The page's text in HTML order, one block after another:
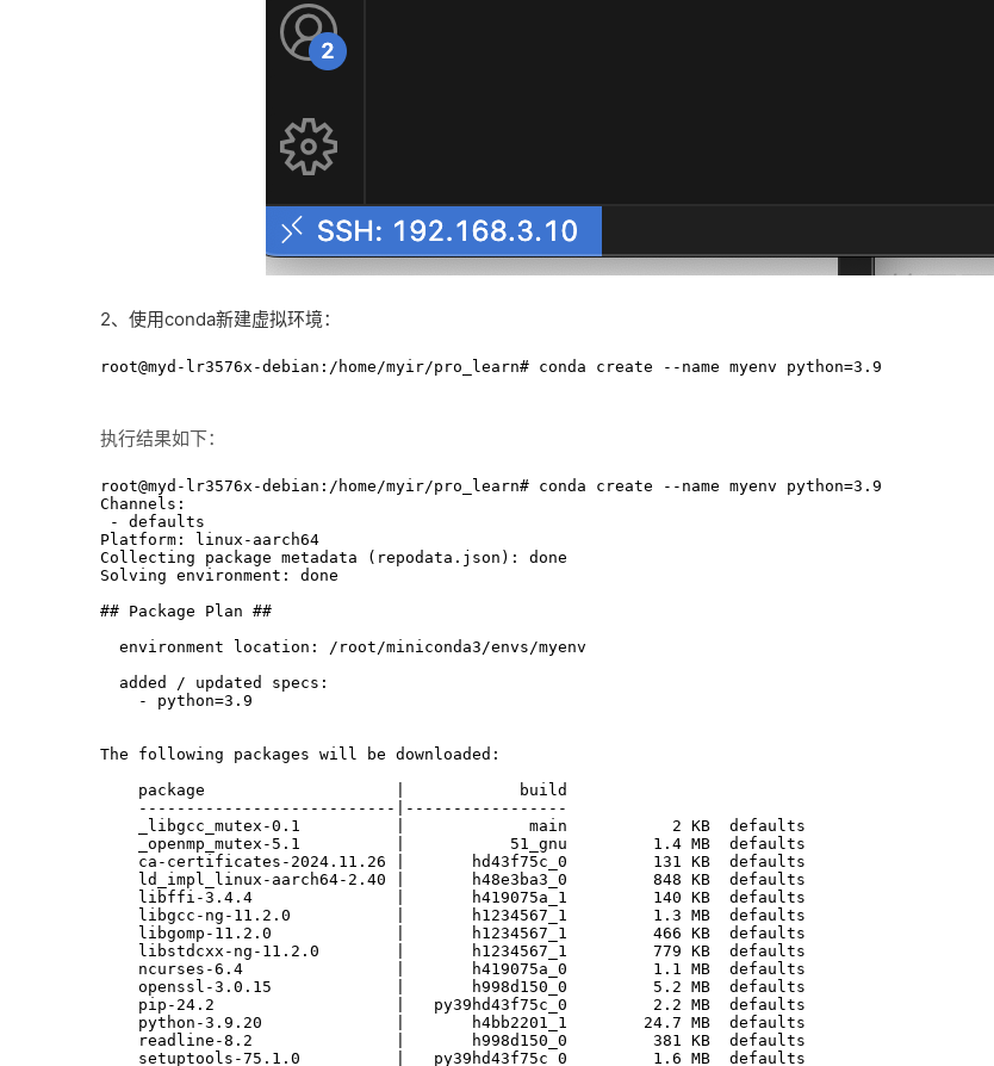
2、使用conda新建虚拟环境：
root@myd-lr3576x-debian:/home/myir/pro_learn# conda create --name myenv python=3.9
执行结果如下：
root@myd-lr3576x-debian:/home/myir/pro_learn# conda create --name myenv python=3.9
Channels:
- defaults
Platform: linux-aarch64
Collecting package metadata (repodata.json): done
Solving environment: done
## Package Plan ##
environment location: /root/miniconda3/envs/myenv
added / updated specs:
- python=3.9
The following packages will be downloaded:
package                    |            build
---------------------------|-----------------
_libgcc_mutex-0.1          |             main           2 KB  defaults
_openmp_mutex-5.1          |           51_gnu         1.4 MB  defaults
ca-certificates-2024.11.26 |       hd43f75c_0         131 KB  defaults
ld_impl_linux-aarch64-2.40 |       h48e3ba3_0         848 KB  defaults
libffi-3.4.4               |       h419075a_1         140 KB  defaults
libgcc-ng-11.2.0           |       h1234567_1         1.3 MB  defaults
libgomp-11.2.0             |       h1234567_1         466 KB  defaults
libstdcxx-ng-11.2.0        |       h1234567_1         779 KB  defaults
ncurses-6.4                |       h419075a_0         1.1 MB  defaults
openssl-3.0.15             |       h998d150_0         5.2 MB  defaults
pip-24.2                   |   py39hd43f75c_0         2.2 MB  defaults
python-3.9.20              |       h4bb2201_1        24.7 MB  defaults
readline-8.2               |       h998d150_0         381 KB  defaults
setuptools-75.1.0          |   py39hd43f75c_0         1.6 MB  defaults